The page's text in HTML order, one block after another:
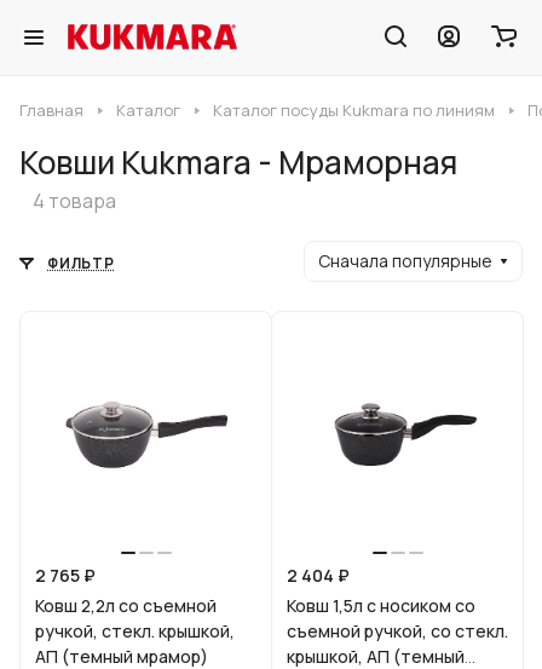
Главная Каталог Каталог посуды Kukmara по линиям
Ковши Kukmara - Мраморная
4 товара
ФИЛЬТР Сначала популярные
2 765 ₽
Ковш 2,2л со съемной
ручкой, стекл. крышкой,
АП (темный мрамор)
2 404 ₽
Ковш 1,5л с носиком со
съемной ручкой, со стекл.
крышкой, АП (темный